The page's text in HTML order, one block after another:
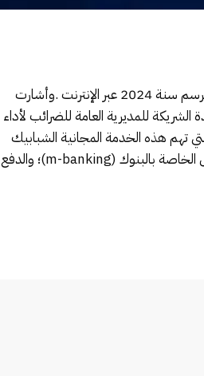
أنهت المديرية العامة للضرائب إلى علم المرتفقين المالكين للمركبات بمجانية أداء الضريبة الخصوصية السنوية على المركبات برسم سنة 2024 عبر الإنترنت .وأشارت
للمديرية العامة للضرائب لأداء
تهم هذه الخدمة المجانية الشبابيك
البنكية الإلكترونية التابعة لبنوك المرتفقين (GAB)؛ والمواقع الإلكترونية لهذه البنوك (e-banking)؛ وتطبيقات الهاتف المحمول الخاصة بالبنوك (m-banking)؛ والدفع